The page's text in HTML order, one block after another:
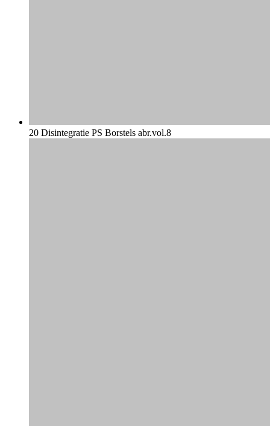
20 Disintegratie PS Borstels abr.vol.8